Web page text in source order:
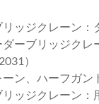
ッジクレーン：
ーブリッジクレ
）
ン、ハーフガン
ッジクレーン：